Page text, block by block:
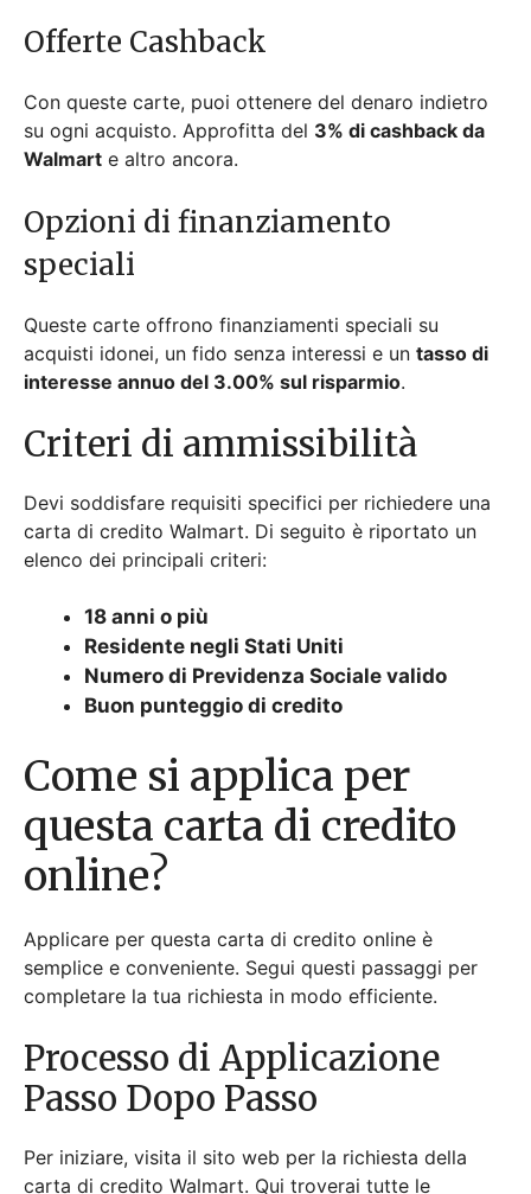
Offerte Cashback
Con queste carte, puoi ottenere del denaro indietro
su ogni acquisto. Approfitta del 3% di cashback da
Walmart e altro ancora.
Opzioni di finanziamento
speciali
Queste carte offrono finanziamenti speciali su
acquisti idonei, un fido senza interessi e un tasso di
interesse annuo del 3.00% sul risparmio.
Criteri di ammissibilità
Devi soddisfare requisiti specifici per richiedere una
carta di credito Walmart. Di seguito è riportato un
elenco dei principali criteri:
18 anni o più
Residente negli Stati Uniti
Numero di Previdenza Sociale valido
Buon punteggio di credito
Come si applica per
questa carta di credito
online?
Applicare per questa carta di credito online è
semplice e conveniente. Segui questi passaggi per
completare la tua richiesta in modo efficiente.
Processo di Applicazione
Passo Dopo Passo
Per iniziare, visita il sito web per la richiesta della
carta di credito Walmart. Qui troverai tutte le